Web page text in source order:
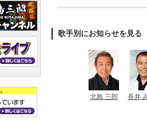
歌手別にお知らせを見る
北島 三郎 長井